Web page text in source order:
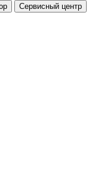
Сервисный центр